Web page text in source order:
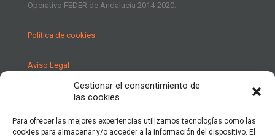
Gestionar el consentimiento de
las cookies
Para ofrecer las mejores experiencias utilizamos tecnologías como las
cookies para almacenar y/o acceder a la información del dispositivo. El
Operativo FEDER de Andalucía 2014-2020.
Política de cookies
Aviso Legal
Política de Privacidad